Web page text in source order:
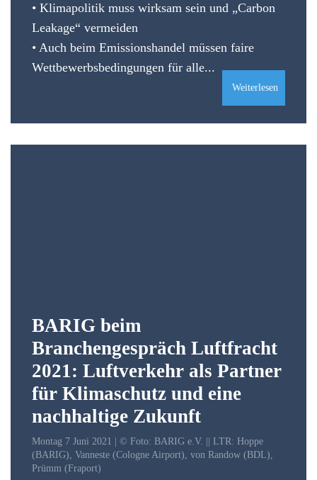
• Klimapolitik muss wirksam sein und „Carbon
Leakage“ vermeiden
• Auch beim Emissionshandel müssen faire
Wettbewerbsbedingungen für alle...
Weiterlesen
BARIG beim
Branchengespräch Luftfracht
2021: Luftverkehr als Partner
für Klimaschutz und eine
nachhaltige Zukunft
Montag 7 Juni 2021 | © Foto: BARIG e.V. || LTR: Hoppe
(BARIG), Vanneste (Cologne Airport), von Randow (BDL),
Prümm (Fraport)